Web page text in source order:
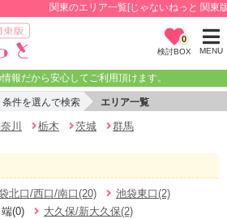
関東のエリア一覧[じゃないねっと 関東版]
0
検討BOX MENU
情報だから安心してご利用頂けます。
エリア一覧
条件を選んで検索
川 栃木 茨城 群馬
北口/西口/南口(20)
池袋東口(2)
(0)
大久保/新大久保(2)